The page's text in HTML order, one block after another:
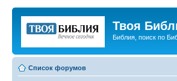
Твоя
Библия, поиск по
Список форумов